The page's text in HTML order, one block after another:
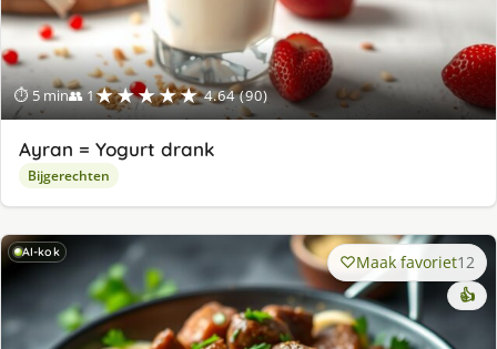
⏱ 5 min👥 1★★★★★ 4.64 (90)
Ayran = Yogurt drank
Bijgerechten
AI-kok Maak favoriet12
👍